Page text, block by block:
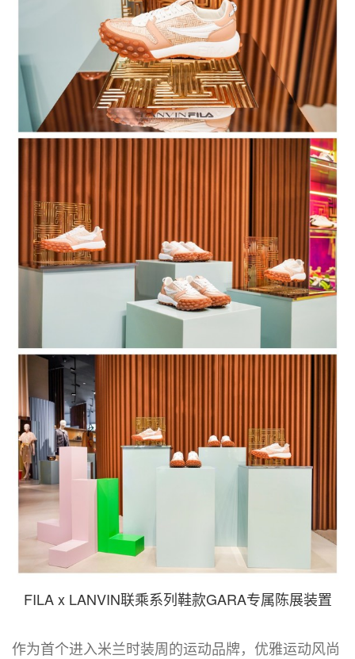
FILA x LANVIN联乘系列鞋款GARA专属陈展装置
作为首个进入米兰时装周的运动品牌，优雅运动风尚